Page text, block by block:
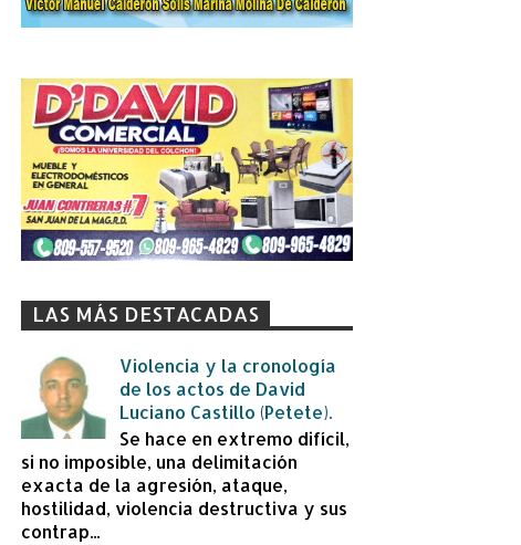
LAS MÁS DESTACADAS
Violencia y la cronología
de los actos de David
Luciano Castillo (Petete).
Se hace en extremo difícil,
si no imposible, una delimitación
exacta de la agresión, ataque,
hostilidad, violencia destructiva y sus
contrap...